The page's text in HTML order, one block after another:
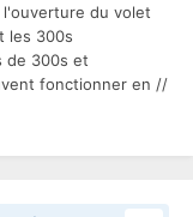
l'ouverture du volet
les 300s
de 300s et
fonctionner en //